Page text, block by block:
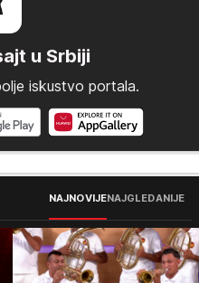
u Srbiji
iskustvo portala.
NAJNOVIJENAJGLEDANIJE